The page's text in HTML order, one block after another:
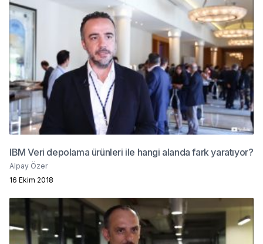
IBM Veri depolama ürünleri ile hangi alanda fark yaratıyor?
Alpay Özer
16 Ekim 2018